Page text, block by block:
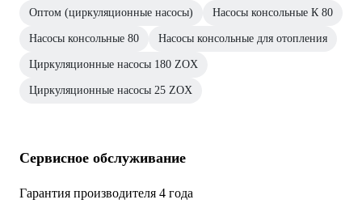
Оптом (циркуляционные насосы) Насосы консольные К 80
Насосы консольные 80 Насосы консольные для отопления
Циркуляционные насосы 180 ZOX
Циркуляционные насосы 25 ZOX
Сервисное обслуживание
Гарантия производителя 4 года